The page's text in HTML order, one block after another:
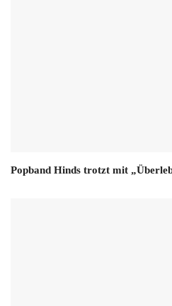
Popband Hinds trotzt mit